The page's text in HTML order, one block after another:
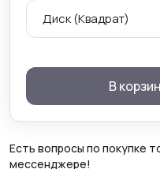
В
Есть вопросы по покупке
мессенджере!